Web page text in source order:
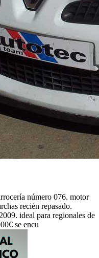
recién repasado.
ideal para regionales de
se encu